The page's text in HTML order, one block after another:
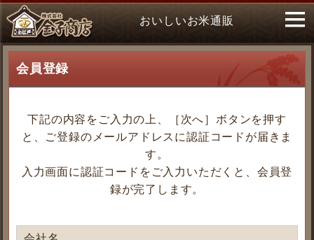
おいしいお米通販
会員登録
下記の内容をご入力の上、［次へ］ボタンを押す
と、ご登録のメールアドレスに認証コードが届きま
す。
入力画面に認証コードをご入力いただくと、会員登
録が完了します。